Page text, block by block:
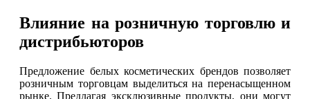
Влияние на розничную торговлю и
дистрибьюторов
Предложение белых косметических брендов позволяет
розничным торговцам выделиться на перенасыщенном
рынке. Предлагая эксклюзивные продукты, они могут